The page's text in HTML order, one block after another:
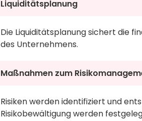
Liquiditätsplanung
Die Liquiditätsplanung sichert die
des Unternehmens.
Maßnahmen zum
Risiken werden identifiziert und
Risikobewältigung werden